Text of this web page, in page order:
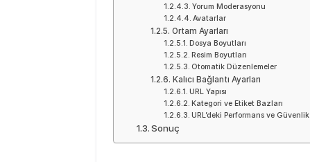
Yorum Moderasyonu
Avatarlar
Ortam Ayarları
Dosya Boyutları
Resim Boyutları
Otomatik Düzenlemeler
Kalıcı Bağlantı Ayarları
URL Yapısı
Kategori ve Etiket Bazları
URL’deki Performans ve Güvenlik
Sonuç